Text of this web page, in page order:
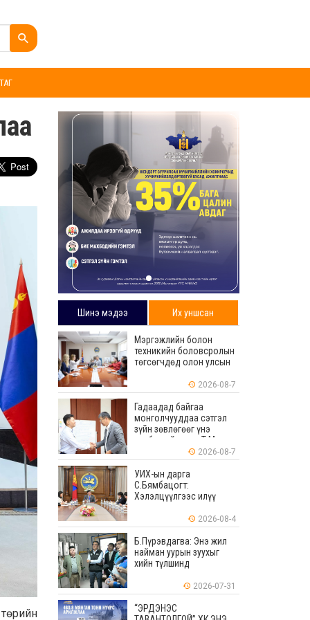
Шинэ мэдээ Их уншсан
Мэргэжлийн болон
техникийн боловсролын
төгсөгчдөд олон улсын
зөвшөөрөгдөх ур
чадваруудыг олгоно
2026-08-7
Гадаадад байгаа
монголчууддаа сэтгэл
зүйн зөвлөгөөг үнэ
төлбөргүй өгдөг Т.Мөнх-
Эрдэнийг Боловсролын
тэргүүний ажилтнаар
шагналаа
2026-08-7
УИХ-ын дарга
С.Бямбацогт:
Хэлэлцүүлгээс илүү
илүү бодит үр дүн чухал
2026-08-4
Б.Пүрэвдагва: Энэ жил
найман уурын зуухыг
хийн түлшинд
2026-07-31
“ЭРДЭНЭС